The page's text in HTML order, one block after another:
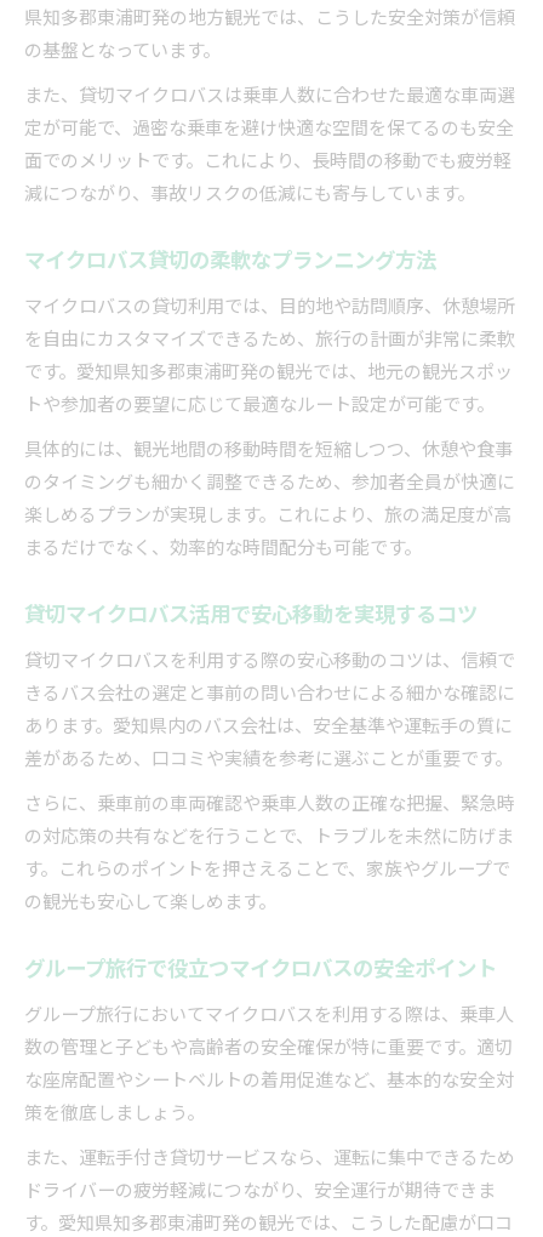
県知多郡東浦町発の地方観光では、こうした安全対策が信頼
の基盤となっています。
また、貸切マイクロバスは乗車人数に合わせた最適な車両選
定が可能で、過密な乗車を避け快適な空間を保てるのも安全
面でのメリットです。これにより、長時間の移動でも疲労軽
減につながり、事故リスクの低減にも寄与しています。
マイクロバス貸切の柔軟なプランニング方法
マイクロバスの貸切利用では、目的地や訪問順序、休憩場所
を自由にカスタマイズできるため、旅行の計画が非常に柔軟
です。愛知県知多郡東浦町発の観光では、地元の観光スポッ
トや参加者の要望に応じて最適なルート設定が可能です。
具体的には、観光地間の移動時間を短縮しつつ、休憩や食事
のタイミングも細かく調整できるため、参加者全員が快適に
楽しめるプランが実現します。これにより、旅の満足度が高
まるだけでなく、効率的な時間配分も可能です。
貸切マイクロバス活用で安心移動を実現するコツ
貸切マイクロバスを利用する際の安心移動のコツは、信頼で
きるバス会社の選定と事前の問い合わせによる細かな確認に
あります。愛知県内のバス会社は、安全基準や運転手の質に
差があるため、口コミや実績を参考に選ぶことが重要です。
さらに、乗車前の車両確認や乗車人数の正確な把握、緊急時
の対応策の共有などを行うことで、トラブルを未然に防げま
す。これらのポイントを押さえることで、家族やグループで
の観光も安心して楽しめます。
グループ旅行で役立つマイクロバスの安全ポイント
グループ旅行においてマイクロバスを利用する際は、乗車人
数の管理と子どもや高齢者の安全確保が特に重要です。適切
な座席配置やシートベルトの着用促進など、基本的な安全対
策を徹底しましょう。
また、運転手付き貸切サービスなら、運転に集中できるため
ドライバーの疲労軽減につながり、安全運行が期待できま
す。愛知県知多郡東浦町発の観光では、こうした配慮が口コ